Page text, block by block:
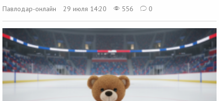
Павлодар-онлайн
29 июля 14:20 556 0